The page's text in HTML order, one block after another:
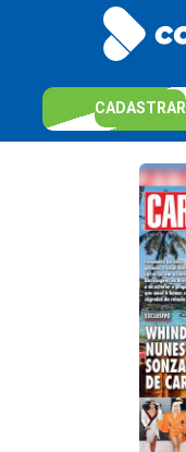
CADASTRAR